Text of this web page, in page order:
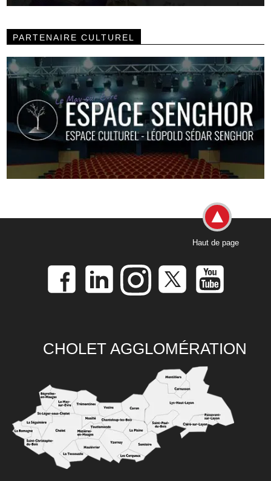
PARTENAIRE CULTUREL
Haut de page
CHOLET AGGLOMÉRATION